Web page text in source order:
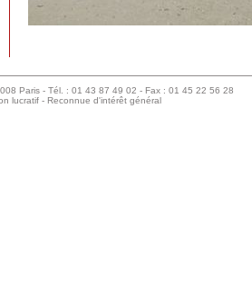
Paris - Tél. : 01 43 87 49 02 - Fax : 01 45 22 56 28
lucratif - Reconnue d'intérêt général